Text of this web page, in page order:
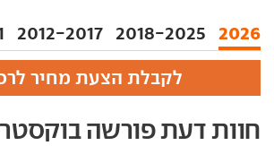
2026
2018-2025
2012-2017
לקבלת הצעת מחיר
חוות דעת פורשה בוקסטר